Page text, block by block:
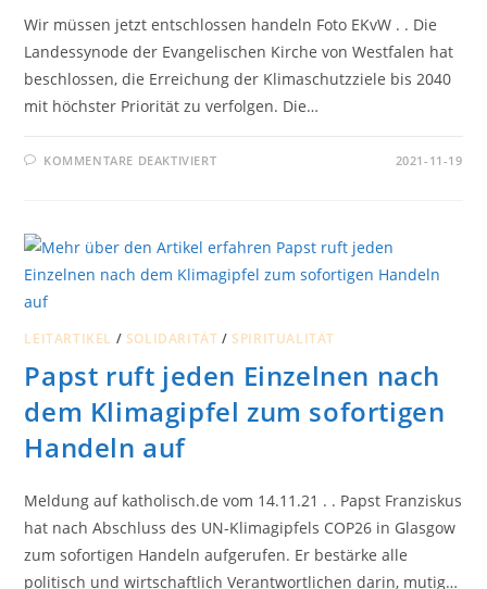
Wir müssen jetzt entschlossen handeln Foto EKvW . . Die
Landessynode der Evangelischen Kirche von Westfalen hat
beschlossen, die Erreichung der Klimaschutzziele bis 2040
mit höchster Priorität zu verfolgen. Die…
KOMMENTARE DEAKTIVIERTFÜR
WILL
BIS
2040
KLIMANEUTRAL
2021-11-19
LEITARTIKEL / SOLIDARITÄT / SPIRITUALITÄT
Papst ruft jeden Einzelnen nach
dem Klimagipfel zum sofortigen
Handeln auf
Meldung auf katholisch.de vom 14.11.21 . . Papst Franziskus
hat nach Abschluss des UN-Klimagipfels COP26 in Glasgow
zum sofortigen Handeln aufgerufen. Er bestärke alle
politisch und wirtschaftlich Verantwortlichen darin, mutig…